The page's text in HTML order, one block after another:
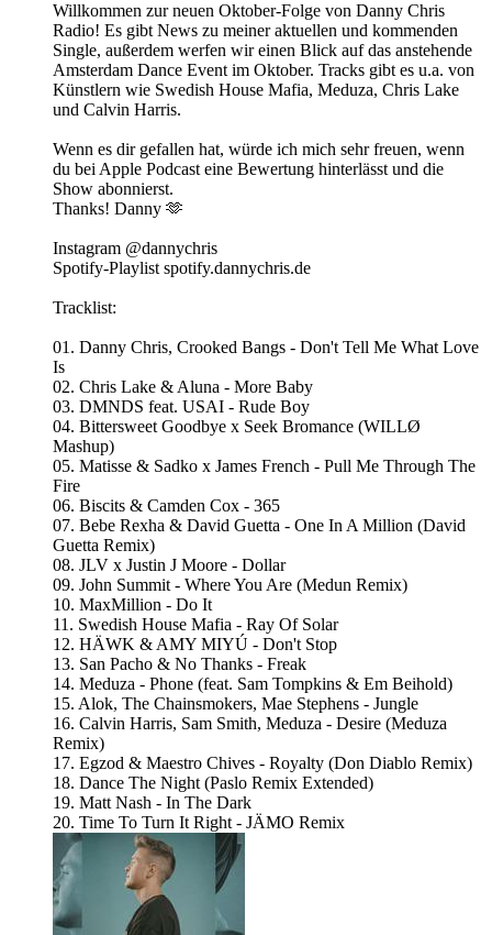
Willkommen zur neuen Oktober-Folge von Danny Chris
Radio! Es gibt News zu meiner aktuellen und kommenden
Single, außerdem werfen wir einen Blick auf das anstehende
Amsterdam Dance Event im Oktober. Tracks gibt es u.a. von
Künstlern wie Swedish House Mafia, Meduza, Chris Lake
und Calvin Harris.
Wenn es dir gefallen hat, würde ich mich sehr freuen, wenn
du bei Apple Podcast eine Bewertung hinterlässt und die
Show abonnierst.
Thanks! Danny 🫶
Instagram @dannychris
Spotify-Playlist spotify.dannychris.de
Tracklist:
01. Danny Chris, Crooked Bangs - Don't Tell Me What Love
Is
02. Chris Lake & Aluna - More Baby
03. DMNDS feat. USAI - Rude Boy
04. Bittersweet Goodbye x Seek Bromance (WILLØ
Mashup)
05. Matisse & Sadko x James French - Pull Me Through The
Fire
06. Biscits & Camden Cox - 365
07. Bebe Rexha & David Guetta - One In A Million (David
Guetta Remix)
08. JLV x Justin J Moore - Dollar
09. John Summit - Where You Are (Medun Remix)
10. MaxMillion - Do It
11. Swedish House Mafia - Ray Of Solar
12. HÄWK & AMY MIYÚ - Don't Stop
13. San Pacho & No Thanks - Freak
14. Meduza - Phone (feat. Sam Tompkins & Em Beihold)
15. Alok, The Chainsmokers, Mae Stephens - Jungle
16. Calvin Harris, Sam Smith, Meduza - Desire (Meduza
Remix)
17. Egzod & Maestro Chives - Royalty (Don Diablo Remix)
18. Dance The Night (Paslo Remix Extended)
19. Matt Nash - In The Dark
20. Time To Turn It Right - JÄMO Remix